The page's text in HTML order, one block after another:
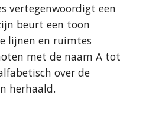
vertegenwoordigt een
beurt een toon
lijnen en ruimtes
met de naam A tot
over de
herhaald.